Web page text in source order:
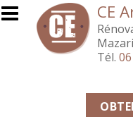
Aller au contenu CE
Tél.